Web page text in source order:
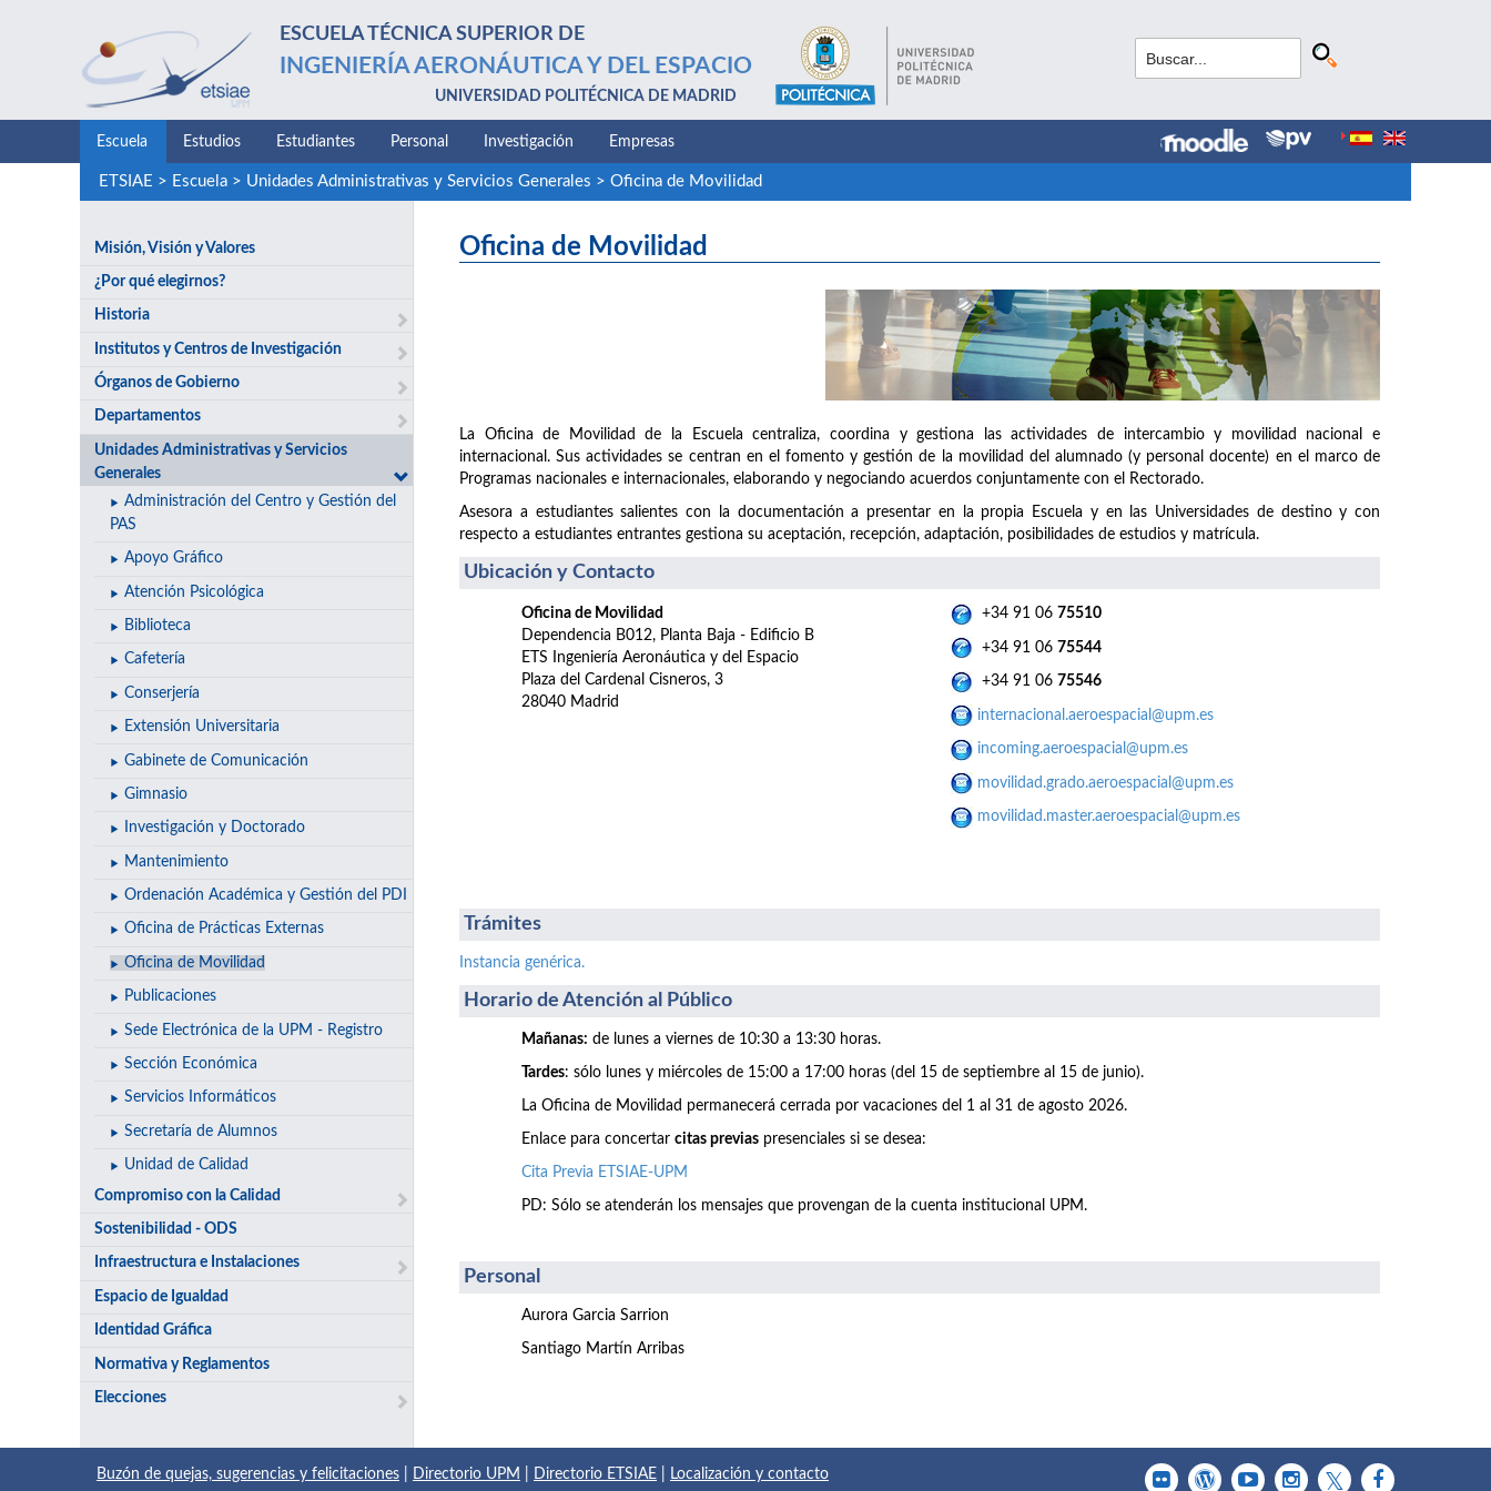
ESCUELA TÉCNICA SUPERIOR DE
INGENIERÍA AERONÁUTICA Y DEL ESPACIO
UNIVERSIDAD POLITÉCNICA DE MADRID
Escuela Estudios Estudiantes Personal Investigación Empresas
ETSIAE > Escuela> Unidades Administrativas y Servicios Generales > Oficina de Movilidad
Misión, Visión y Valores
¿Por qué elegirnos?
Historia
Institutos y Centros de Investigación
Órganos de Gobierno
Departamentos
Unidades Administrativas y Servicios
Generales
Administración del Centro y Gestión del
PAS
Apoyo Gráfico
Atención Psicológica
Biblioteca
Cafetería
Conserjería
Extensión Universitaria
Gabinete de Comunicación
Gimnasio
Investigación y Doctorado
Mantenimiento
Ordenación Académica y Gestión del PDI
Oficina de Prácticas Externas
Oficina de Movilidad
Publicaciones
Sede Electrónica de la UPM - Registro
Sección Económica
Servicios Informáticos
Secretaría de Alumnos
Unidad de Calidad
Compromiso con la Calidad
Sostenibilidad - ODS
Infraestructura e Instalaciones
Espacio de Igualdad
Identidad Gráfica
Normativa y Reglamentos
Elecciones
Oficina de Movilidad
La Oficina de Movilidad de la Escuela centraliza, coordina y gestiona las actividades de intercambio y movilidad nacional e
internacional. Sus actividades se centran en el fomento y gestión de la movilidad del alumnado (y personal docente) en el marco de
Programas nacionales e internacionales, elaborando y negociando acuerdos conjuntamente con el Rectorado.
Asesora a estudiantes salientes con la documentación a presentar en la propia Escuela y en las Universidades de destino y con
respecto a estudiantes entrantes gestiona su aceptación, recepción, adaptación, posibilidades de estudios y matrícula.
Ubicación y Contacto
Oficina de Movilidad
Dependencia B012, Planta Baja - Edificio B
ETS Ingeniería Aeronáutica y del Espacio
Plaza del Cardenal Cisneros, 3
28040 Madrid
+34 91 06 75510
+34 91 06 75544
+34 91 06 75546
internacional.aeroespacial@upm.es
incoming.aeroespacial@upm.es
movilidad.grado.aeroespacial@upm.es
movilidad.master.aeroespacial@upm.es
Trámites
Instancia genérica.
Horario de Atención al Público
Mañanas: de lunes a viernes de 10:30 a 13:30 horas.
Tardes: sólo lunes y miércoles de 15:00 a 17:00 horas (del 15 de septiembre al 15 de junio).
La Oficina de Movilidad permanecerá cerrada por vacaciones del 1 al 31 de agosto 2026.
Enlace para concertar citas previas presenciales si se desea:
Cita Previa ETSIAE-UPM
PD: Sólo se atenderán los mensajes que provengan de la cuenta institucional UPM.
Personal
Aurora Garcia Sarrion
Santiago Martín Arribas
Buzón de quejas, sugerencias y felicitaciones Directorio UPM Directorio ETSIAE Localización y contacto